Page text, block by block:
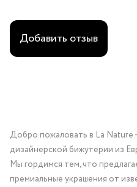
Добавить отзыв
Добро пожаловать в La Nature
дизайнерской бижутерии из
Мы гордимся тем, что
премиальные украшения от